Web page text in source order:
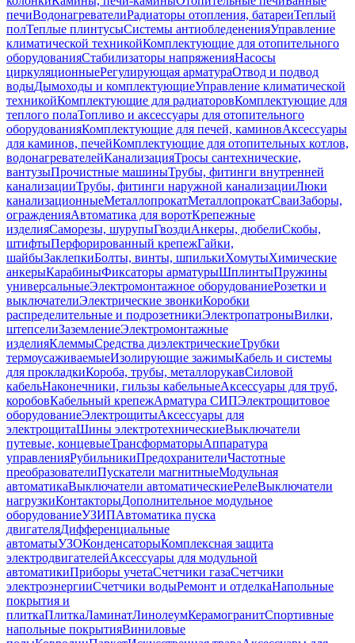
печиВодонагревателиРадиаторы отопления, батареиТеплый
полТеплые плинтусыСистемы антиобледененияУправление
климатической техникойКомплектующие для отопительного
оборудованияСтабилизаторы напряженияНасосы
циркуляционныеРегулирующая арматураОтвод и подвод
водыДымоходы и комплектующиеУправление климатической
техникойКомплектующие для радиаторовКомплектующие для
теплого полаТопливо и аксессуары для отопительного
оборудованияКомплектующие для печей, каминовАксессуары
для каминов, печейКомплектующие для отопительных котлов,
водонагревателейКанализацияТросы сантехнические,
вантузыПрочистные машиныТрубы, фитинги внутренней
канализацииТрубы, фитинги наружной канализацииЛюки
канализационныеМеталлопрокатМеталлопрокатСваиЗаборы,
огражденияАвтоматика для воротКрепежные
изделияСаморезы, шурупыГвоздиАнкеры, дюбелиСкобы,
штифтыПерфорированный крепежГайки,
шайбыЗаклепкиБолты, винты, шпилькиХомутыХимические
анкерыКарабиныФиксаторы арматурыШплинтыПружины
универсальныеЭлектромонтажное оборудованиеРозетки и
выключателиЭлектрические звонкиКоробки
распределительные и подрозетникиЭлектропатроныВилки,
штепселиЗаземлениеЭлектромонтажные
изделияКлеммыСредства диэлектрическиеТрубки
термоусаживаемыеИзолирующие зажимыКабель и системы
для прокладкиКороба, трубы, металлорукавСиловой
кабельНаконечники, гильзы кабельныеАксессуары для труб,
коробовКабельный крепежАрматура СИПЭлектрощитовое
оборудованиеЭлектрощитыАксессуары для
электрощитаШины электротехническиеВыключатели
путевые, концевыеТрансформаторыАппаратура
управленияРубильникиПредохранителиЧастотные
преобразователиПускатели магнитныеМодульная
автоматикаВыключатели автоматическиеРелеВыключатели
нагрузкиКонтакторыДополнительное модульное
оборудованиеУЗИПАвтоматика пуска
двигателяДифференциальные
автоматыУЗОКонденсаторыКомплексная защита
электродвигателейАксессуары для модульной
автоматикиПриборы учетаСчетчики газаСчетчики
электроэнергииСчетчики водыРемонт и отделкаНапольные
покрытия и
плиткаПлиткаЛаминатЛинолеумКерамогранитСпортивные
напольные покрытияВиниловые